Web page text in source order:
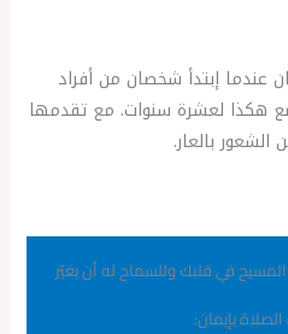
عندما إبتدأ شخصان من أفراد
هكذا لعشرة سنوات. مع تقدمها
بالعار.
في قلبك وللسماح له أن يغيّر
بإيمان: